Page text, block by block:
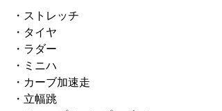
・ストレッチ
・タイヤ
・ラダー
・ミニハ
・カーブ加速走
・立幅跳